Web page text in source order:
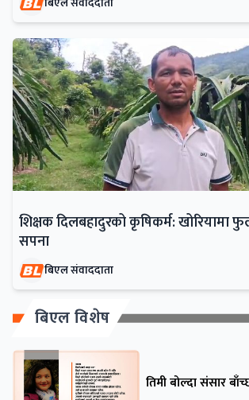
शिक्षक दिलबहादुरको कृषिकर्म: खोरियामा
सपना
बिएल संवाददाता
बिएल विशेष
तिमी बोल्दा संसार